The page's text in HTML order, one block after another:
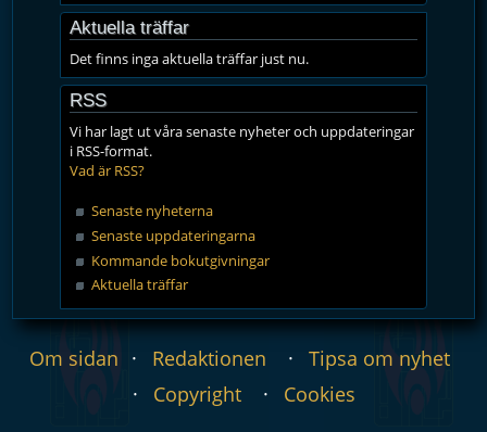
Aktuella träffar
Det finns inga aktuella träffar just nu.
RSS
Vi har lagt ut våra senaste nyheter och uppdateringar
i RSS-format.
Vad är RSS?
Senaste nyheterna
Senaste uppdateringarna
Kommande bokutgivningar
Aktuella träffar
Om sidan Redaktionen
Tipsa om nyhet
Copyright
Cookies